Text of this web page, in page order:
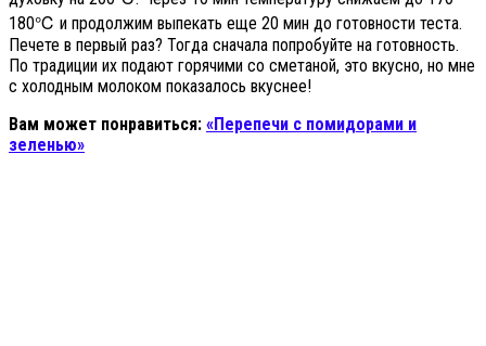
180℃ и продолжим выпекать еще 20 мин до готовности теста.
Печете в первый раз? Тогда сначала попробуйте на готовность.
По традиции их подают горячими со сметаной, это вкусно, но мне
с холодным молоком показалось вкуснее!
Вам может понравиться: «Перепечи с помидорами и
зеленью»